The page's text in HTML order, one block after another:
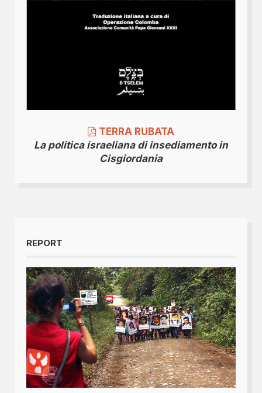
TERRA RUBATA
La politica israeliana di insediamento in
Cisgiordania
REPORT